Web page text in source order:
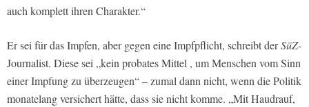
auch komplett ihren Charakter.“
Er sei für das Impfen, aber gegen eine Impfpflicht, schreibt derSüZ-
Journalist. Diese sei „kein probates Mittel , um Menschen vom Sinn
einer Impfung zu überzeugen“ – zumal dann nicht, wenn die Politik
monatelang versichert hätte, dass sie nicht komme. „Mit Haudrauf,